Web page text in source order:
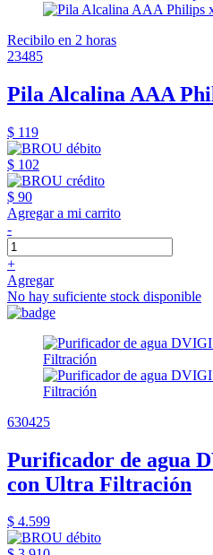
Recibilo en 2 horas
23485
Pila Alcalina AAA
$ 119
$ 102
$ 90
Agregar a mi carrito
-
+
Agregar
No hay suficiente stock disponible
630425
Purificador de agua
con Ultra Filtración
$ 4.599